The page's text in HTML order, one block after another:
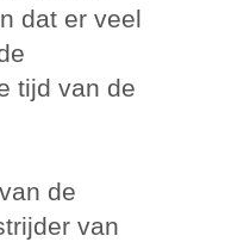
dat er veel
tijd van de
de
van